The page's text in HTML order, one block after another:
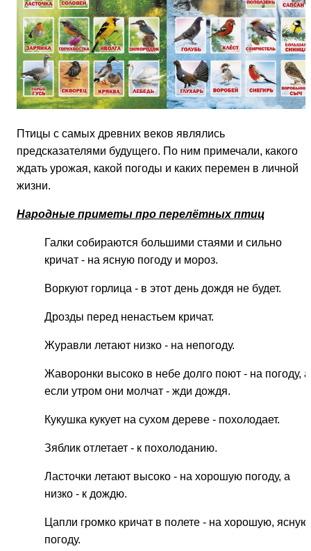
Птицы с самых древних веков являлись
предсказателями будущего. По ним примечали, какого
ждать урожая, какой погоды и каких перемен в личной
жизни.
Народные приметы про перелётных птиц
Галки собираются большими стаями и сильно
кричат - на ясную погоду и мороз.
Воркуют горлица - в этот день дождя не будет.
Дрозды перед ненастьем кричат.
Журавли летают низко - на непогоду.
Жаворонки высоко в небе долго поют - на погоду, а
если утром они молчат - жди дождя.
Кукушка кукует на сухом дереве - похолодает.
Зяблик отлетает - к похолоданию.
Ласточки летают высоко - на хорошую погоду, а
низко - к дождю.
Цапли громко кричат в полете - на хорошую, ясную
погоду.